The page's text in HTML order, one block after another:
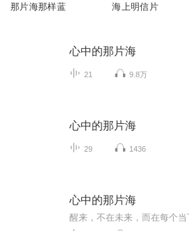
那片海那样蓝 海上明信片
心中的那片海
21 9.8万
心中的那片海
29 1436
心中的那片海